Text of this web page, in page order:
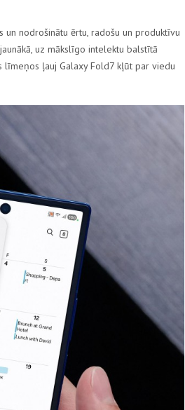
un nodrošinātu ērtu, radošu un produktīvu
uz mākslīgo intelektu balstītā
līmeņos ļauj Galaxy Fold7 kļūt par viedu